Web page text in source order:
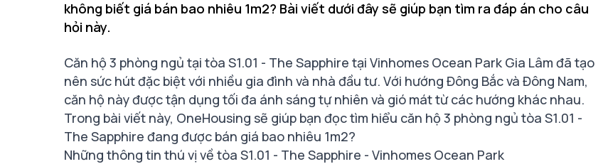
không biết giá bán bao nhiêu 1m2? Bài viết dưới đây sẽ giúp bạn tìm ra đáp án cho câu
hỏi này.
Căn hộ 3 phòng ngủ tại tòa S1.01 - The Sapphire tại Vinhomes Ocean Park Gia Lâm đã tạo
nên sức hút đặc biệt với nhiều gia đình và nhà đầu tư. Với hướng Đông Bắc và Đông Nam,
căn hộ này được tận dụng tối đa ánh sáng tự nhiên và gió mát từ các hướng khác nhau.
Trong bài viết này, OneHousing sẽ giúp bạn đọc tìm hiểu căn hộ 3 phòng ngủ tòa S1.01 -
The Sapphire đang được bán giá bao nhiêu 1m2?
Những thông tin thú vị về tòa S1.01 - The Sapphire - Vinhomes Ocean Park